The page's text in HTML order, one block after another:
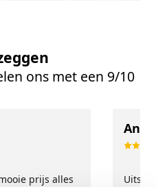
ons met een 9/10
prijs alles